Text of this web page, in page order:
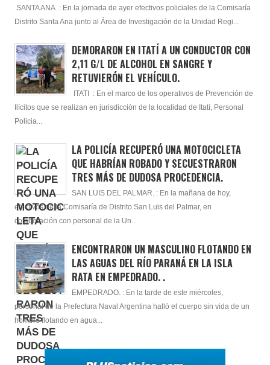
SANTA ANA : En la jornada de ayer efectivos policiales de la Comisaría
Distrito Santa Ana junto al Área de Investigación de la Unidad Regi...
DEMORARON EN ITATÍ A UN CONDUCTOR CON
2,11 G/L DE ALCOHOL EN SANGRE Y
RETUVIERÓN EL VEHÍCULO.
ITATI : En el marco de los operativos de Prevención de
Ilícitos que se realizan en jurisdicción de la localidad de Itatí, Personal
Policia...
LA POLICÍA RECUPERÓ UNA MOTOCICLETA
QUE HABRÍAN ROBADO Y SECUESTRARON
TRES MÁS DE DUDOSA PROCEDENCIA.
SAN LUIS DEL PALMAR. : En la mañana de hoy,
efectivos de la Comisaría de Distrito San Luis del Palmar, en
colaboración con personal de la Un...
ENCONTRARON UN MASCULINO FLOTANDO EN
LAS AGUAS DEL RÍO PARANÁ EN LA ISLA
RATA EN EMPEDRADO. .
EMPEDRADO. : En la tarde de este miércoles,
personal de la Prefectura Naval Argentina halló el cuerpo sin vida de un
hombre flotando en agua...